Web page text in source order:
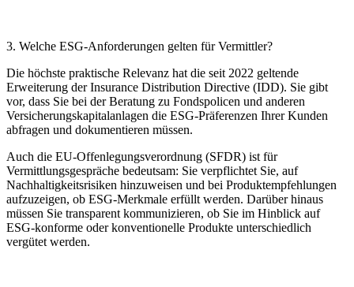
3. Welche ESG-Anforderungen gelten für Vermittler?
Die höchste praktische Relevanz hat die seit 2022 geltende
Erweiterung der Insurance Distribution Directive (IDD). Sie gibt
vor, dass Sie bei der Beratung zu Fondspolicen und anderen
Versicherungskapitalanlagen die ESG-Präferenzen Ihrer Kunden
abfragen und dokumentieren müssen.
Auch die EU-Offenlegungsverordnung (SFDR) ist für
Vermittlungsgespräche bedeutsam: Sie verpflichtet Sie, auf
Nachhaltigkeitsrisiken hinzuweisen und bei Produktempfehlungen
aufzuzeigen, ob ESG-Merkmale erfüllt werden. Darüber hinaus
müssen Sie transparent kommunizieren, ob Sie im Hinblick auf
ESG-konforme oder konventionelle Produkte unterschiedlich
vergütet werden.